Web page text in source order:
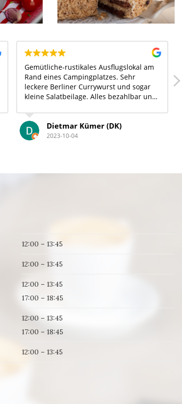
Gemütliche-rustikales Ausflugslokal am
Rand eines Campingplatzes. Sehr
leckere Berliner Currywurst und sogar
kleine Salatbeilage. Alles bezahlbar und
Lademöglichkeit! Gern wieder!
Dietmar Kümer (DK)
2023-10-04
12:00 – 13:45
12:00 – 13:45
12:00 – 13:45
17:00 – 18:45
12:00 – 13:45
17:00 – 18:45
12:00 – 13:45